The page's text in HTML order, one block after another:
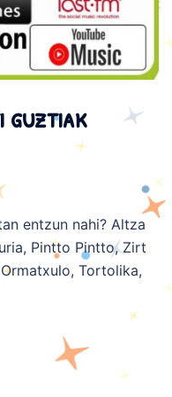
guztiak
entzun nahi? Altza
Pintto Pintto, Zirt
Tortolika,